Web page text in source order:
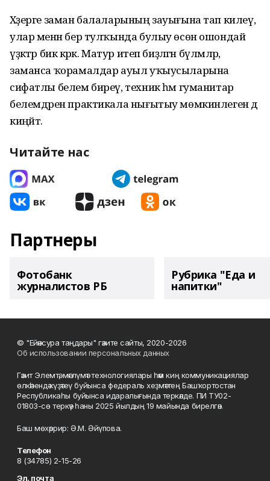
Хәҙерге заман балаларының зауығына тап килеү,
улар менән бер тулҡында булыу өсөн ошондай
үҙәктәр бик кәрәк. Матур итеп биҙәлгән бүлмәләр,
заманса ҡорамалдар ауыл уҡыусыларына
сифатлы белем биреү, техник һәм гуманитар
белемдәрен практикала нығытыу мөмкинлеген дә
киңәйтә.
Читайте нас
Партнеры
Фотобанк
журналистов РБ
Рубрика "Еда и
напитки"
© "Ейәнсура таңдары" гәзите сайты, 2020-2026
Об использовании персональных данных
Гәзит Элемтә, мәғлүмәт технологиялары һәм киң коммуникациялар
өлкәһендә күҙәтеү буйынса федераль хеҙмәттең Башҡортостан
Республикаһы буйынса идаралығында теркәлде. ПИ ТУ02-
01803-сө теркәү һаны 2025 йылдың 19 майында бирелгән.
Баш мөхәррир: Ә.М. Әйүпова.
Телефон
8 (34785) 2-15-26
Эл. почта